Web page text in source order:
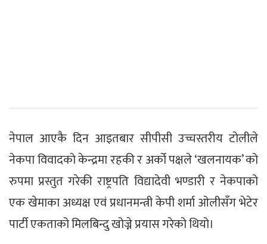
नेपाल आएकै दिन आइतबार सीपीसी उच्चस्तरीय टोलीले
नेकपा विवादको केन्द्रमा रहकी र अर्को पक्षले ‘खलनायक’ को
रुपमा प्रस्तुत गरेकी राष्ट्रपति विद्यादेवी भण्डारी र नेकपाको
एक खेमाका अध्यक्ष एवं प्रधानमन्त्री केपी शर्मा ओलीसँग भेटेर
पार्टी एकताको मिलबिन्दु खोज्ने प्रयास गरेको थियो।